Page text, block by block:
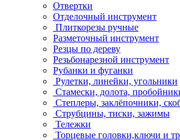
Отвертки
Отделочный инструмент
Плиткорезы ручные
Разметочный инструмент
Резцы по дереву
Резьбонарезной инструмент
Рубанки и фуганки
Рулетки, линейки, угольники
Стамески, долота,
Степлеры, заклёпочники,
Струбцины, тиски, зажимы
Тележки
Торцевые головки,ключи и